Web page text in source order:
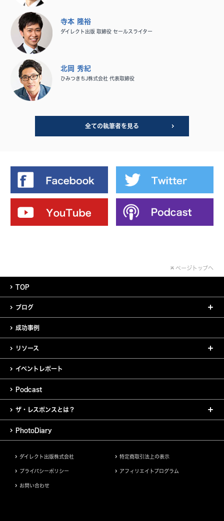
寺本 隆裕
ダイレクト出版 取締役 セールスライター
北岡 秀紀
ひみつきちJ株式会社 代表取締役
全ての執筆者を見る
ページトップへ
TOP
ブログ
成功事例
リソース
イベントレポート
Podcast
ザ・レスポンスとは？
PhotoDiary
ダイレクト出版株式会社 特定商取引法上の表示
プライバシーポリシー アフィリエイトプログラム
お問い合わせ